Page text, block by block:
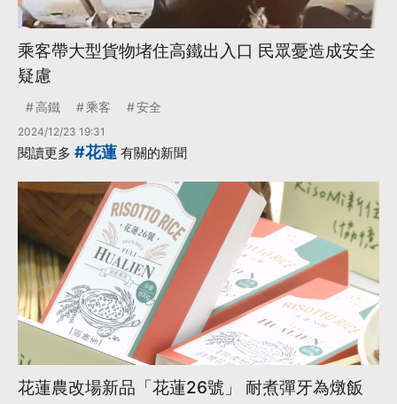
乘客帶大型貨物堵住高鐵出入口 民眾憂造成安全
疑慮
高鐵 乘客 安全
2024/12/23 19:31
閱讀更多 #花蓮 有關的新聞
花蓮農改場新品「花蓮26號」 耐煮彈牙為燉飯